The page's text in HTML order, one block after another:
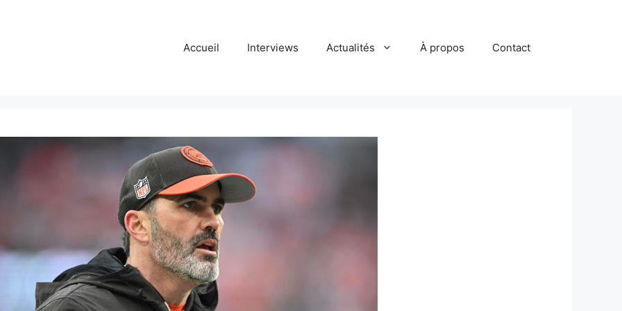
Accueil Interviews Actualités À propos Contact